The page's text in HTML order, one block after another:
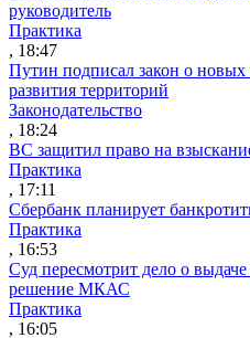
руководитель
Практика
, 18:47
Путин подписал закон о новых
развития территорий
Законодательство
, 18:24
ВС защитил право на
Практика
, 17:11
Сбербанк планирует
Практика
, 16:53
Суд пересмотрит дело о
решение МКАС
Практика
, 16:05